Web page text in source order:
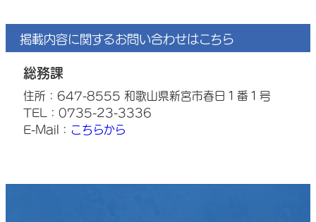
掲載内容に関するお問い合わせはこちら
総務課
住所：647-8555 和歌山県新宮市春日１番１号
TEL：0735-23-3336
E-Mail： こちらから